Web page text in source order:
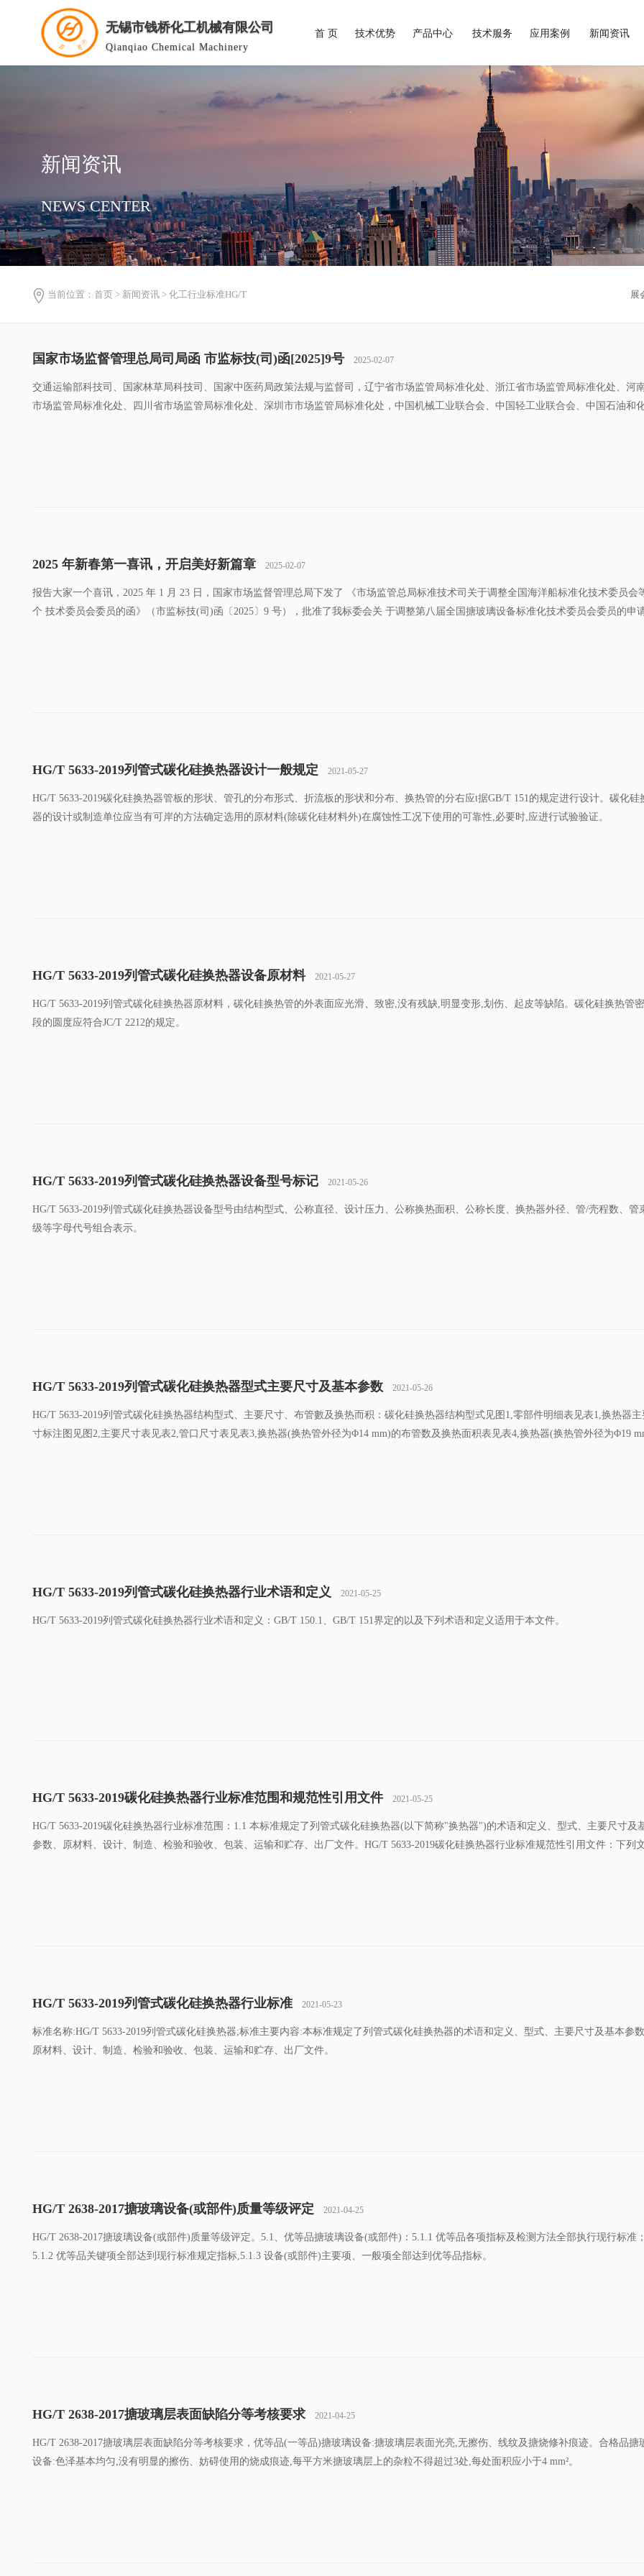
无锡市钱桥化工机械有限公司
Qianqiao Chemical Machinery
首 页 技术优势 产品中心 技术服务 应用案例 新闻资讯
新闻资讯
NEWS CENTER
当前位置： 首页 > 新闻资讯 > 化工行业标准HG/T 展
国家市场监督管理总局司局函 市监标技(司)函[2025]9号 2025-02-07
交通运输部科技司、国家林草局科技司、国家中医药局政策法规与监督司，辽宁省市场监管局标准化处、浙江省市场监管局标准化处、河
市场监管局标准化处、四川省市场监管局标准化处、深圳市市场监管局标准化处，中国机械工业联合会、中国轻工业联合会、中国石油和
2025 年新春第一喜讯，开启美好新篇章 2025-02-07
报告大家一个喜讯，2025 年 1 月 23 日，国家市场监督管理总局下发了 《市场监管总局标准技术司关于调整全国海洋船标准化技术委员会
个 技术委员会委员的函》（市监标技(司)函〔2025〕9 号），批准了我标委会关 于调整第八届全国搪玻璃设备标准化技术委员会委员的申
HG/T 5633-2019列管式碳化硅换热器设计一般规定 2021-05-27
HG/T 5633-2019碳化硅换热器管板的形状、管孔的分布形式、折流板的形状和分布、换热管的分右应t据GB/T 151的规定进行设计。碳化硅
器的设计或制造单位应当有可岸的方法确定选用的原材料(除碳化硅材料外)在腐蚀性工况下使用的可靠性,必要时,应进行试验验证。
HG/T 5633-2019列管式碳化硅换热器设备原材料 2021-05-27
HG/T 5633-2019列管式碳化硅换热器原材料，碳化硅换热管的外表面应光滑、致密,没有残缺,明显变形,划伤、起皮等缺陷。碳化硅换热管
段的圆度应符合JC/T 2212的规定。
HG/T 5633-2019列管式碳化硅换热器设备型号标记 2021-05-26
HG/T 5633-2019列管式碳化硅换热器设备型号由结构型式、公称直径、设计压力、公称换热面积、公称长度、换热器外径、管/壳程数、管
级等字母代号组合表示。
HG/T 5633-2019列管式碳化硅换热器型式主要尺寸及基本参数 2021-05-26
HG/T 5633-2019列管式碳化硅换热器结构型式、主要尺寸、布管數及换热而积：碳化硅换热器结构型式见图1,零部件明细表见表1,换热器
寸标注图见图2,主要尺寸表见表2,管口尺寸表见表3,换热器(换热管外径为Φ14 mm)的布管数及换热面积表见表4,换热器(换热管外径为Φ19
HG/T 5633-2019列管式碳化硅换热器行业术语和定义 2021-05-25
HG/T 5633-2019列管式碳化硅换热器行业术语和定义：GB/T 150.1、GB/T 151界定的以及下列术语和定义适用于本文件。
HG/T 5633-2019碳化硅换热器行业标准范围和规范性引用文件 2021-05-25
HG/T 5633-2019碳化硅换热器行业标准范围：1.1 本标准规定了列管式碳化硅换热器(以下简称"换热器")的术语和定义、型式、主要尺寸及
参数、原材料、设计、制造、检验和验收、包装、运输和贮存、出厂文件。HG/T 5633-2019碳化硅换热器行业标准规范性引用文件：下列
HG/T 5633-2019列管式碳化硅换热器行业标准 2021-05-23
标准名称:HG/T 5633-2019列管式碳化硅换热器;标准主要内容:本标准规定了列管式碳化硅换热器的术语和定义、型式、主要尺寸及基本参
原材料、设计、制造、检验和验收、包装、运输和贮存、出厂文件。
HG/T 2638-2017搪玻璃设备(或部件)质量等级评定​ 2021-04-25
HG/T 2638-2017搪玻璃设备(或部件)质量等级评定。5.1、优等品搪玻璃设备(或部件)：5.1.1 优等品各项指标及检测方法全部执行现行标准
5.1.2 优等品关键项全部达到现行标准规定指标,5.1.3 设备(或部件)主要项、一般项全部达到优等品指标。
HG/T 2638-2017搪玻璃层表面缺陷分等考核要求 2021-04-25
HG/T 2638-2017搪玻璃层表面缺陷分等考核要求，优等品(一等品)搪玻璃设备:搪玻璃层表面光亮,无擦伤、线纹及搪烧修补痕迹。合格品搪
设备:色泽基本均匀,没有明显的擦伤、妨碍使用的烧成痕迹,每平方米搪玻璃层上的杂粒不得超过3处,每处面积应小于4 mm²。